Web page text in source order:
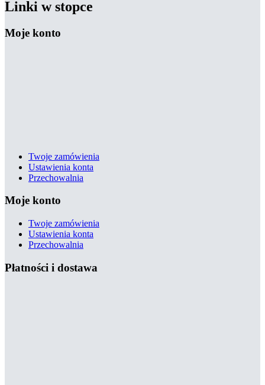
Linki w stopce
Moje konto
Twoje zamówienia
Ustawienia konta
Przechowalnia
Moje konto
Twoje zamówienia
Ustawienia konta
Przechowalnia
Płatności i dostawa